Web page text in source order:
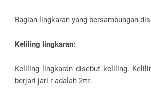
Bagian lingkaran yang bersambungan
Keliling lingkaran:
Keliling lingkaran disebut keliling.
berjari-jari r adalah 2πr.